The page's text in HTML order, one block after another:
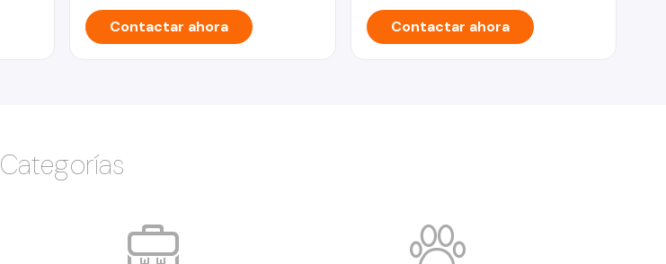
Contactar ahora Contactar ahora
Categorías